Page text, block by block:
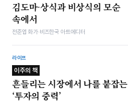
김도마-상식과 비상식의 모순
속에서
전준엽 화가·비즈한국 아트에디터
라이프
이주의 책
흔들리는 시장에서 나를 붙잡는
‘투자의 중력’